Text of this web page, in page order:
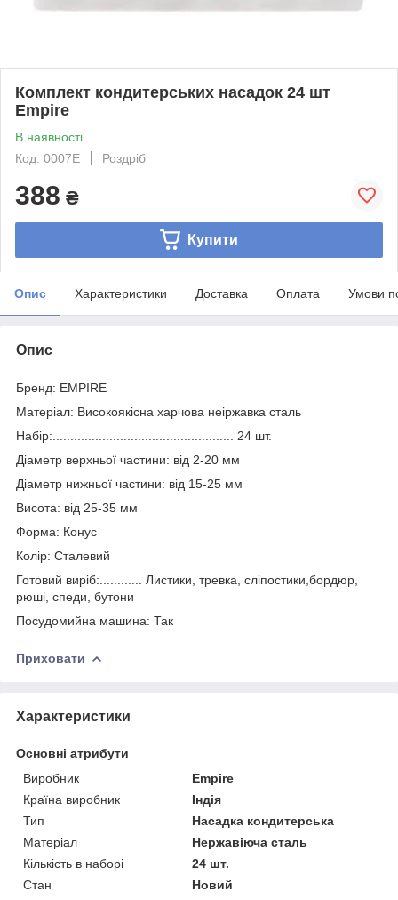
Комплект кондитерських насадок 24 шт
Empire
В наявності
Код: 0007E
Роздріб
388 ₴
Купити
Опис Характеристики Доставка Оплата Умови
Опис
Бренд: EMPIRE
Матеріал: Високоякісна харчова неіржавка сталь
Набір:................................................... 24 шт.
Діаметр верхньої частини: від 2-20 мм
Діаметр нижньої частини: від 15-25 мм
Висота: від 25-35 мм
Форма: Конус
Колір: Сталевий
Готовий виріб:............ Листики, тревка, сліпостики,бордюр,
рюші, спеди, бутони
Посудомийна машина: Так
Приховати
Характеристики
Основні атрибути
Виробник
Empire
Країна виробник
Індія
Тип
Насадка кондитерська
Матеріал
Нержавіюча сталь
Кількість в наборі
24 шт.
Стан
Новий